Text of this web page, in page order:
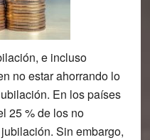
e incluso
no estar ahorrando lo
En los países
25 % de los no
Sin embargo,